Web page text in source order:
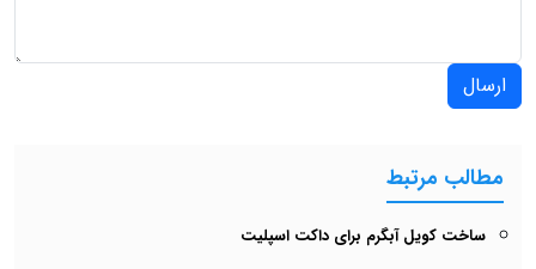
ارسال
مطالب مرتبط
ساخت کویل آبگرم برای داکت اسپلیت